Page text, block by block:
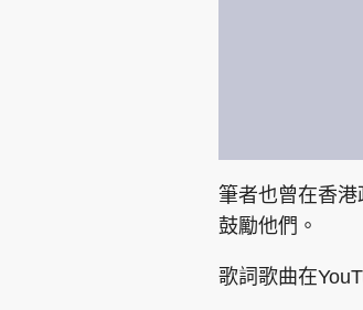
筆者也曾在香港
鼓勵他們。
歌詞歌曲在